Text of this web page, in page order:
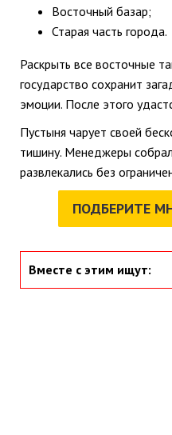
Восточный базар;
Старая часть города.
Раскрыть все восточные
государство сохранит
эмоции. После этого
Пустыня чарует своей
тишину. Менеджеры
развлекались без
ПОДБЕРИТЕ
Вместе с этим ищут: